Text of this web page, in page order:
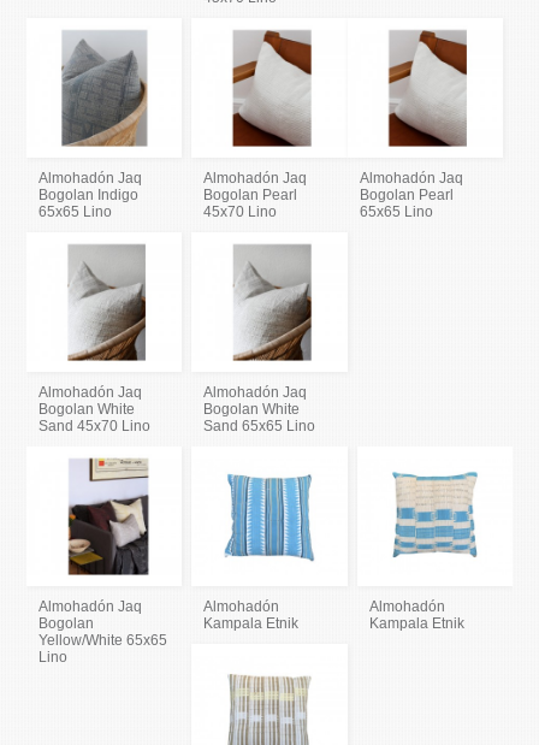
Almohadón Jaq
Bogolan Indigo
65x65 Lino
Almohadón Jaq
Bogolan Pearl
45x70 Lino
Almohadón Jaq
Bogolan Pearl
65x65 Lino
Almohadón Jaq
Bogolan White
Sand 45x70 Lino
Almohadón Jaq
Bogolan White
Sand 65x65 Lino
Almohadón Jaq
Bogolan
Yellow/White 65x65
Lino
Almohadón
Kampala Etnik
Almohadón
Kampala Etnik